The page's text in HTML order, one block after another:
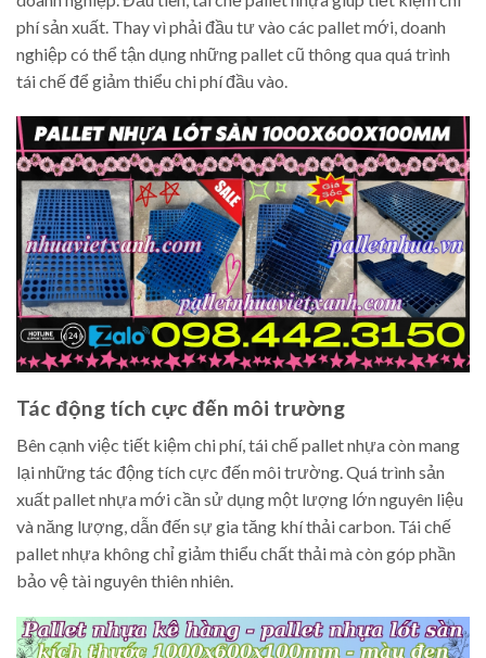
phí sản xuất. Thay vì phải đầu tư vào các pallet mới, doanh
nghiệp có thể tận dụng những pallet cũ thông qua quá trình
tái chế để giảm thiểu chi phí đầu vào.
Tác động tích cực đến môi trường
Bên cạnh việc tiết kiệm chi phí, tái chế pallet nhựa còn mang
lại những tác động tích cực đến môi trường. Quá trình sản
xuất pallet nhựa mới cần sử dụng một lượng lớn nguyên liệu
và năng lượng, dẫn đến sự gia tăng khí thải carbon. Tái chế
pallet nhựa không chỉ giảm thiểu chất thải mà còn góp phần
bảo vệ tài nguyên thiên nhiên.